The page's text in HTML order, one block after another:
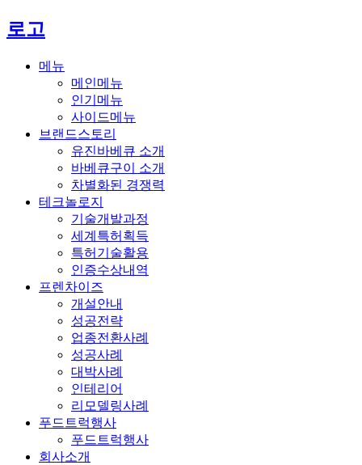
로고
메뉴
메인메뉴
인기메뉴
사이드메뉴
브랜드스토리
유진바베큐 소개
바베큐구이 소개
차별화된 경쟁력
테크놀로지
기술개발과정
세계특허획득
특허기술활용
인증수상내역
프렌차이즈
개설안내
성공전략
업종전환사례
성공사례
대박사례
인테리어
리모델링사례
푸드트럭행사
푸드트럭행사
회사소개